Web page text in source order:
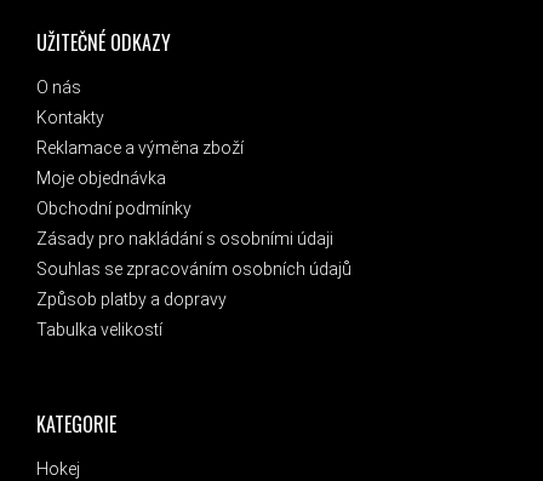
KATEGORIE
Hokej
UŽITEČNÉ ODKAZY
O nás
Kontakty
Reklamace a výměna zboží
Moje objednávka
Obchodní podmínky
Zásady pro nakládání s osobními údaji
Souhlas se zpracováním osobních údajů
Způsob platby a dopravy
Tabulka velikostí